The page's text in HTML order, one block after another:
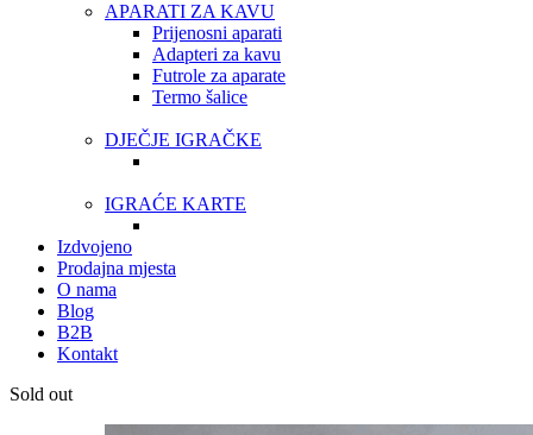
APARATI ZA KAVU
Prijenosni aparati
Adapteri za kavu
Futrole za aparate
Termo šalice
DJEČJE IGRAČKE
IGRAĆE KARTE
Izdvojeno
Prodajna mjesta
O nama
Blog
B2B
Kontakt
Sold out